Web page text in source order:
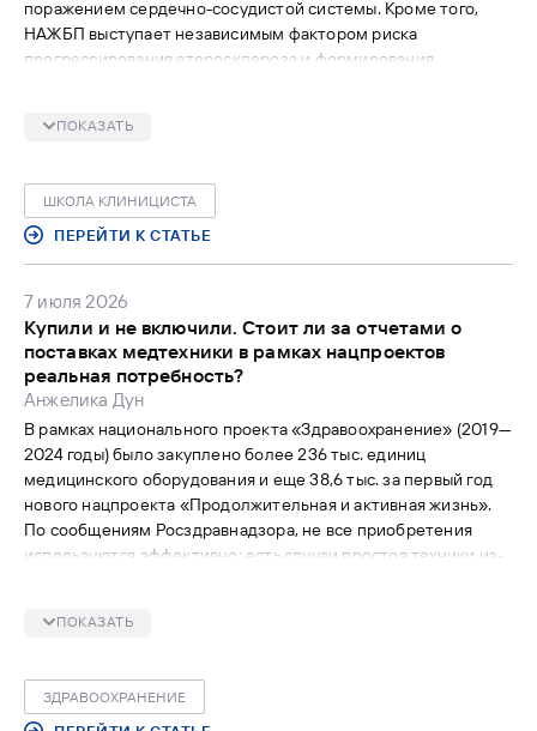
поражением сердечно-сосудистой системы. Кроме того,
НАЖБП выступает независимым фактором риска
прогрессирования атеросклероза и формирования
диагностике, оценке рисков, стратегии лечения.
ПОКАЗАТЬ
ШКОЛА КЛИНИЦИСТА
ПЕРЕЙТИ К СТАТЬЕ
7 июля 2026
Купили и не включили. Стоит ли за отчетами о
поставках медтехники в рамках нацпроектов
реальная потребность?
Анжелика Дун
В рамках национального проекта «Здравоохранение» (2019—
2024 годы) было закуплено более 236 тыс. единиц
медицинского оборудования и еще 38,6 тыс. за первый год
нового нацпроекта «Продолжительная и активная жизнь».
По сообщениям Росздравнадзора, не все приобретения
используются эффективно: есть случаи простоя техники из-
целесообразность закупок медтехники, разбирался «МВ».
ПОКАЗАТЬ
ЗДРАВООХРАНЕНИЕ